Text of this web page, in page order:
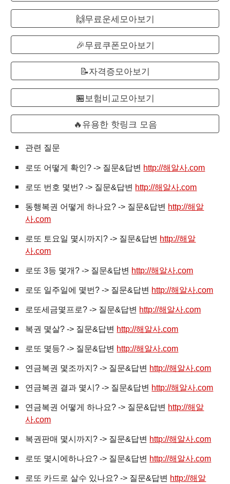
🙌무료운세모아보기
🎉무료쿠폰모아보기
📝자격증모아보기
🏪보험비교모아보기
🔥유용한 핫링크 모음
관련 질문
로또 어떻게 확인? -> 질문&답변 http://해알사.com
로또 번호 몇번? -> 질문&답변 http://해알사.com
동행복권 어떻게 하나요? -> 질문&답변 http://해알
사.com
로또 토요일 몇시까지? -> 질문&답변 http://해알
사.com
로또 3등 몇개? -> 질문&답변 http://해알사.com
로또 일주일에 몇번? -> 질문&답변 http://해알사.com
로또세금몇프로? -> 질문&답변 http://해알사.com
복권 몇살? -> 질문&답변 http://해알사.com
로또 몇등? -> 질문&답변 http://해알사.com
연금복권 몇조까지? -> 질문&답변 http://해알사.com
연금복권 결과 몇시? -> 질문&답변 http://해알사.com
연금복권 어떻게 하나요? -> 질문&답변 http://해알
사.com
복권판매 몇시까지? -> 질문&답변 http://해알사.com
로또 몇시에하나요? -> 질문&답변 http://해알사.com
로또 카드로 살수 있나요? -> 질문&답변 http://해알